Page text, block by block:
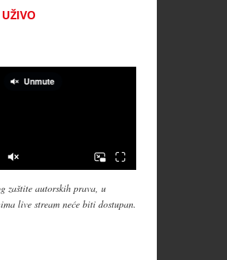
zaštite autorskih prava, u
live stream neće biti dostupan.